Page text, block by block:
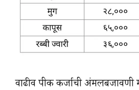
वाढीव पीक कर्जाची अंमलबजावणी